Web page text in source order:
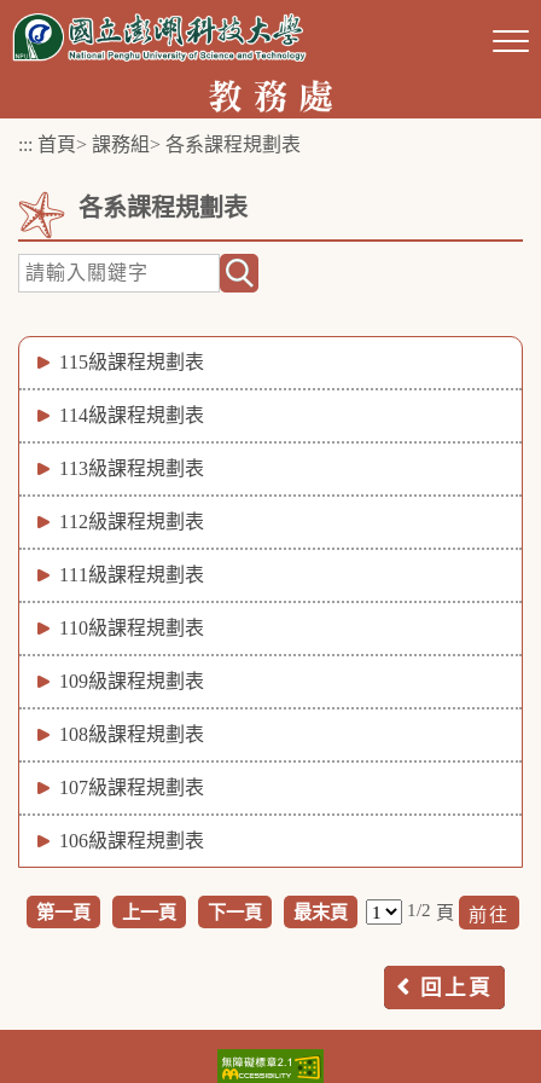
跳
::: 首頁> 課務組 > 各系課程規劃表
各系課程規劃表
115級課程規劃表
114級課程規劃表
113級課程規劃表
112級課程規劃表
111級課程規劃表
110級課程規劃表
109級課程規劃表
108級課程規劃表
107級課程規劃表
106級課程規劃表
第一頁 上一頁 下一頁 最末頁 1/2 頁
回上頁